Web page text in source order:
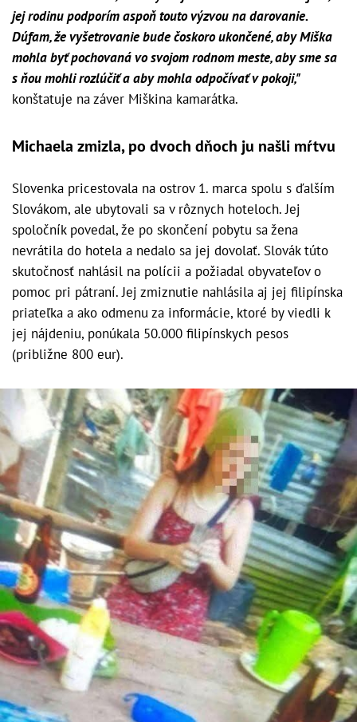
jej rodinu podporím aspoň touto výzvou na darovanie.
Dúfam, že vyšetrovanie bude čoskoro ukončené, aby Miška
mohla byť pochovaná vo svojom rodnom meste, aby sme sa
s ňou mohli rozlúčiť a aby mohla odpočívať v pokoji,"
konštatuje na záver Miškina kamarátka.
Michaela zmizla, po dvoch dňoch ju našli mŕtvu
Slovenka pricestovala na ostrov 1. marca spolu s ďalším
Slovákom, ale ubytovali sa v rôznych hoteloch. Jej
spoločník povedal, že po skončení pobytu sa žena
nevrátila do hotela a nedalo sa jej dovolať. Slovák túto
skutočnosť nahlásil na polícii a požiadal obyvateľov o
pomoc pri pátraní. Jej zmiznutie nahlásila aj jej filipínska
priateľka a ako odmenu za informácie, ktoré by viedli k
jej nájdeniu, ponúkala 50.000 filipínskych pesos
(približne 800 eur).